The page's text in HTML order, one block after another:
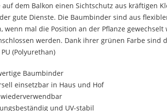
auf dem Balkon einen Sichtschutz aus kräftigen
gute Dienste. Die Baumbinder sind aus
wenn mal die Position an der Pflanze
werden. Dank ihrer grünen Farbe
PU (Polyurethan)
Baumbinder
einsetzbar in Haus und Hof
und UV-stabil